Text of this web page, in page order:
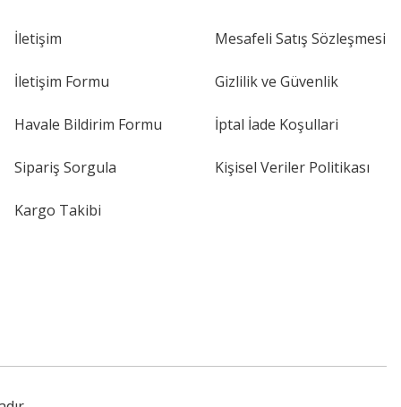
İletişim
İletişim Formu
Havale Bildirim Formu
Sipariş Sorgula
Kargo Takibi
Mesafeli Satış Sözleşmesi
Gizlilik ve Güvenlik
İptal İade Koşullari
Kişisel Veriler Politikası